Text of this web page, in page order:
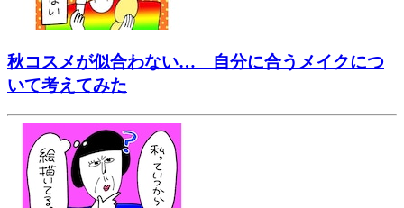
秋コスメが似合わない… 自分に合うメイクにつ
いて考えてみた